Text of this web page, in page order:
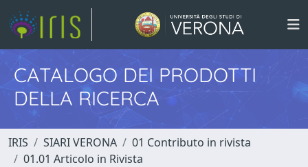
CATALOGO DEI PRODOTTI
DELLA RICERCA
IRIS SIARI VERONA
01 Contributo in rivista
01.01 Articolo in Rivista